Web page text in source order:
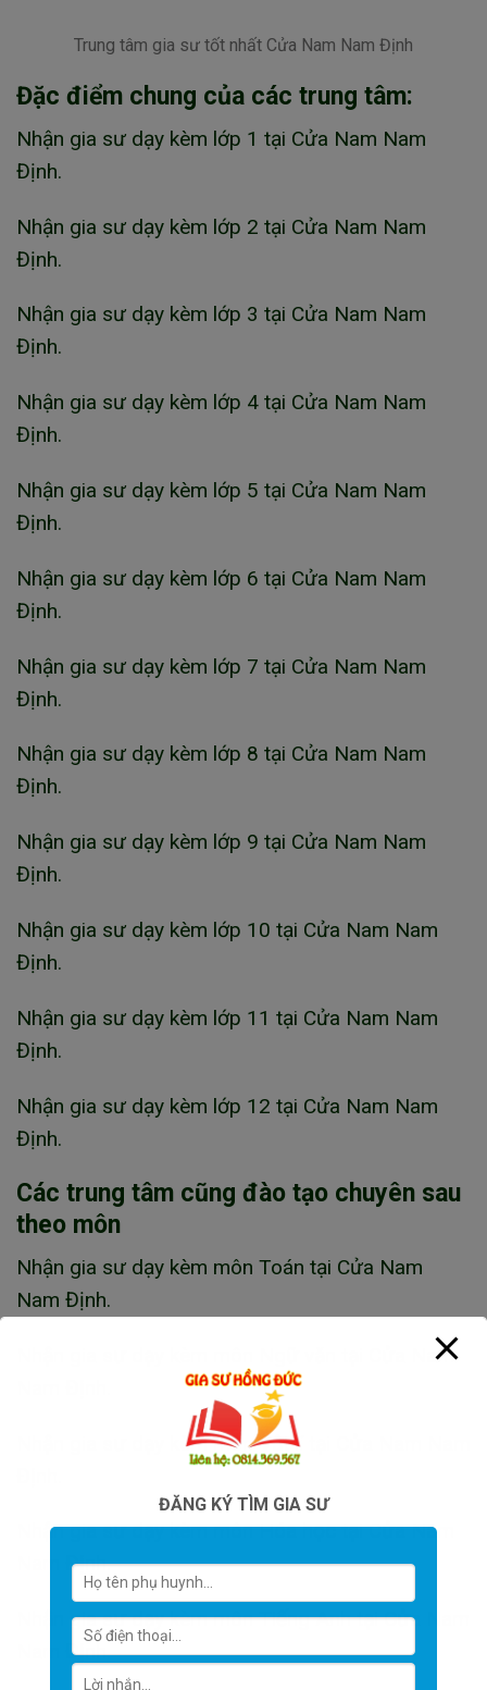
Trung tâm gia sư tốt nhất Cửa Nam Nam Định
Đặc điểm chung của các trung tâm:
Nhận gia sư dạy kèm lớp 1 tại Cửa Nam Nam
Định.
Nhận gia sư dạy kèm lớp 2 tại Cửa Nam Nam
Định.
Nhận gia sư dạy kèm lớp 3 tại Cửa Nam Nam
Định.
Nhận gia sư dạy kèm lớp 4 tại Cửa Nam Nam
Định.
Nhận gia sư dạy kèm lớp 5 tại Cửa Nam Nam
Định.
Nhận gia sư dạy kèm lớp 6 tại Cửa Nam Nam
Định.
Nhận gia sư dạy kèm lớp 7 tại Cửa Nam Nam
Định.
Nhận gia sư dạy kèm lớp 8 tại Cửa Nam Nam
Định.
Nhận gia sư dạy kèm lớp 9 tại Cửa Nam Nam
Định.
Nhận gia sư dạy kèm lớp 10 tại Cửa Nam Nam
Định.
Nhận gia sư dạy kèm lớp 11 tại Cửa Nam Nam
Định.
Nhận gia sư dạy kèm lớp 12 tại Cửa Nam Nam
Định.
Các trung tâm cũng đào tạo chuyên sau
theo môn
Nhận gia sư dạy kèm môn Toán tại Cửa Nam
Nam Định.
Nhận gia sư dạy kèm môn Ngữ văn tại Cửa Nam
Nhận gia sư dạy kèm môn Vật lí tại Cửa Nam Nam
Nhận gia sư dạy kèm môn Hóa học tại Cửa Nam
Nam Định.
Nhận gia sư dạy kèm môn Tiếng Anh tại Cửa Nam
Nam Định.
ĐĂNG KÝ TÌM GIA SƯ